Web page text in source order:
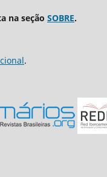
na seção SOBRE.
.